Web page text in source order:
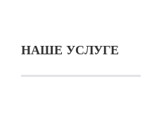
НАШЕ УСЛУГЕ